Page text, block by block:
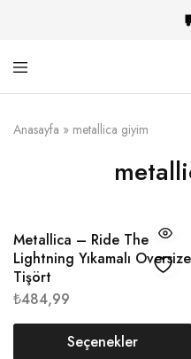
Shop
Metal
Giyim
Aksesuar
Anasayfa » metallica giyim
Metallica – Ride The
Lightning Yıkamalı Oversize
Tişört
₺484,99
Seçenekler